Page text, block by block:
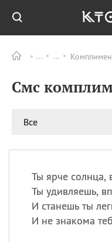
Смс
Все
Ты ярче солнца,
Ты удивляешь,
И станешь ты
И не знакома